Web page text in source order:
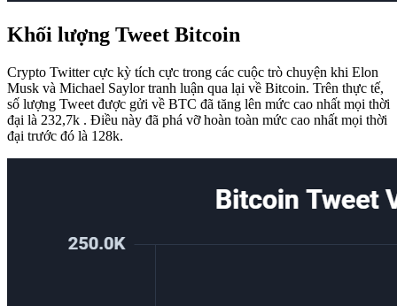
Khối lượng Tweet Bitcoin
Crypto Twitter cực kỳ tích cực trong các cuộc trò chuyện khi Elon
Musk và Michael Saylor tranh luận qua lại về Bitcoin. Trên thực tế,
số lượng Tweet được gửi về BTC đã tăng lên mức cao nhất mọi thời
đại là 232,7k . Điều này đã phá vỡ hoàn toàn mức cao nhất mọi thời
đại trước đó là 128k.